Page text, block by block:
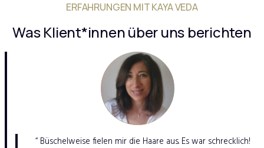
ERFAHRUNGEN MIT KAYA VEDA
Was Klient*innen über uns berichten
“ Büschelweise fielen mir die Haare aus. Es war schrecklich!